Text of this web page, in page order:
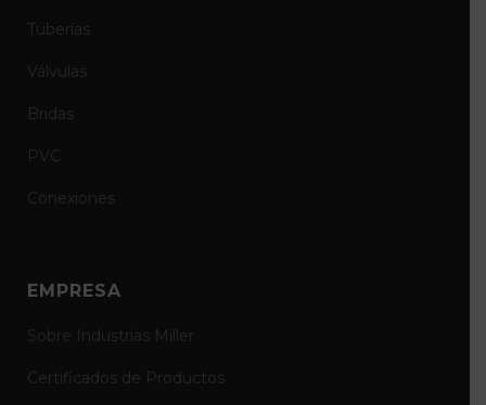
Tuberías
Válvulas
Bridas
PVC
Conexiones
EMPRESA
Sobre Industrias Miller
Certificados de Productos